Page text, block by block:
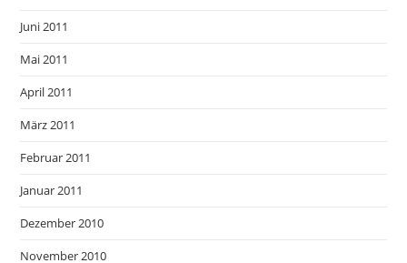
Juni 2011
Mai 2011
April 2011
März 2011
Februar 2011
Januar 2011
Dezember 2010
November 2010